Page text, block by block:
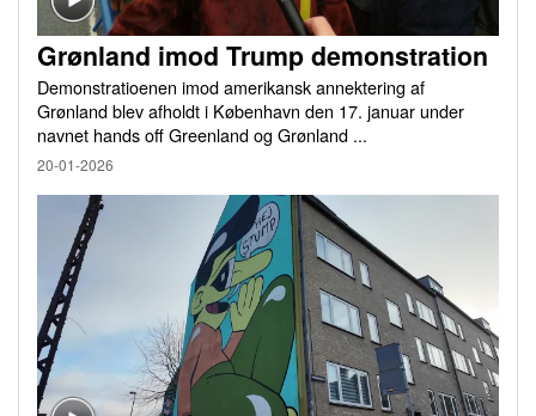
Grønland imod Trump demonstration
Demonstratioenen imod amerikansk annektering af
Grønland blev afholdt i København den 17. januar under
navnet hands off Greenland og Grønland ...
20-01-2026